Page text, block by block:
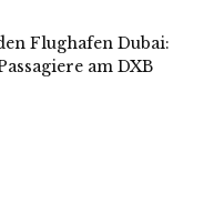
Flughafen Dubai:
am DXB